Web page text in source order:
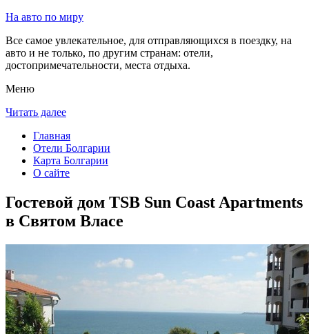
На авто по миру
Все самое увлекательное, для отправляющихся в поездку, на
авто и не только, по другим странам: отели,
достопримечательности, места отдыха.
Меню
Читать далее
Главная
Отели Болгарии
Карта Болгарии
О сайте
Гостевой дом TSB Sun Coast Apartments
в Святом Власе